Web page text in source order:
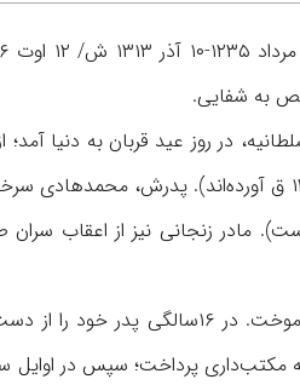
به شفایی.
مادر زنجانی نیز از اعقاب